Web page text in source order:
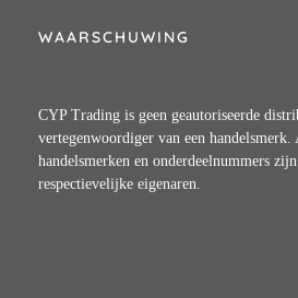
WAARSCHUWING
CYP Trading is geen geautoriseerde
vertegenwoordiger van een handelsmerk.
handelsmerken en onderdeelnummers
respectievelijke eigenaren.